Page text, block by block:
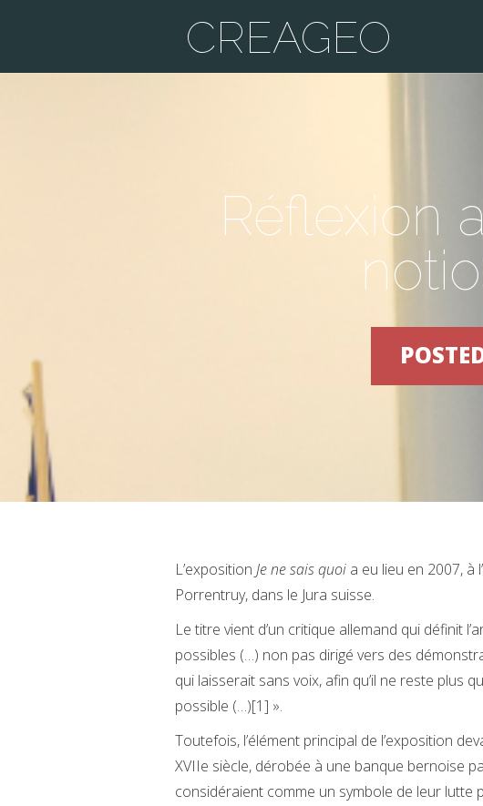
CREAGEO
Réflexion
L’exposition Je ne sais quoi a eu lieu en 2007, à
Porrentruy, dans le Jura suisse.
Le titre vient d’un critique allemand qui définit
possibles (…) non pas dirigé vers des
qui laisserait sans voix, afin qu’il ne reste plus
possible (…)[1] ».
Toutefois, l’élément principal de l’exposition
XVIIe siècle, dérobée à une banque bernoise
considéraient comme un symbole de leur lutte